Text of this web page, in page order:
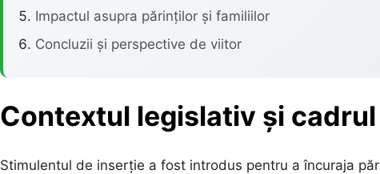
Impactul asupra părinților și familiilor
Concluzii și perspective de viitor
Contextul legislativ și
Stimulentul de inserție a fost introdus pentru a încuraja